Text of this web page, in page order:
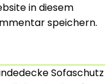
in diesem
speichern.